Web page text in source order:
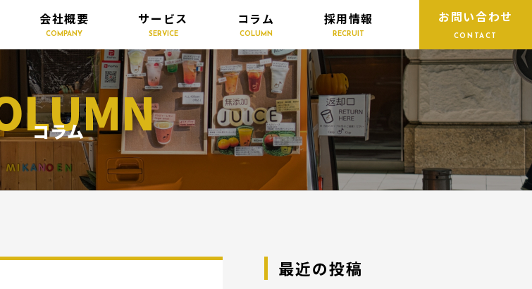
会社概要
COMPANY
サービス
SERVICE
コラム
COLUMN
採用情報
RECRUIT
お問い合わせ
CONTACT
コラム
最近の投稿